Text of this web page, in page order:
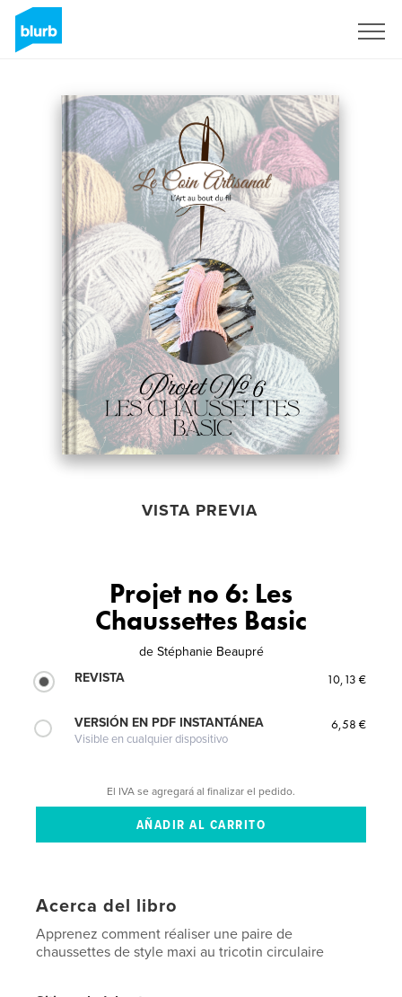
VISTA PREVIA
Projet no 6: Les
Chaussettes Basic
de Stéphanie Beaupré
REVISTA
10,13 €
VERSIÓN EN PDF INSTANTÁNEA
Visible en cualquier dispositivo
6,58 €
El IVA se agregará al finalizar el pedido.
Acerca del libro
Apprenez comment réaliser une paire de
chaussettes de style maxi au tricotin circulaire